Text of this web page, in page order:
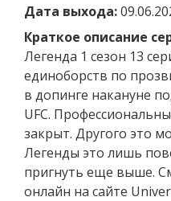
Дата выхода:
Краткое описание
Легенда 1 сезон 13
единоборств по
в допинге накануне
UFC.
закрыт. Другого это
Легенды это лишь
пригнуть еще выше.
онлайн на сайте